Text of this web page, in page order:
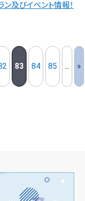
及びイベント情報！
83 84 85 ... »